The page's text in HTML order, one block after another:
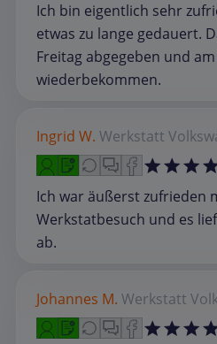
Ich bin eigentlich sehr
etwas zu lange gedauert.
Freitag abgegeben und
wiederbekommen.
Ingrid W. Werkstatt
Ich war äußerst zufrieden
Werkstatbesuch und es
ab.
Johannes M. Werkstatt